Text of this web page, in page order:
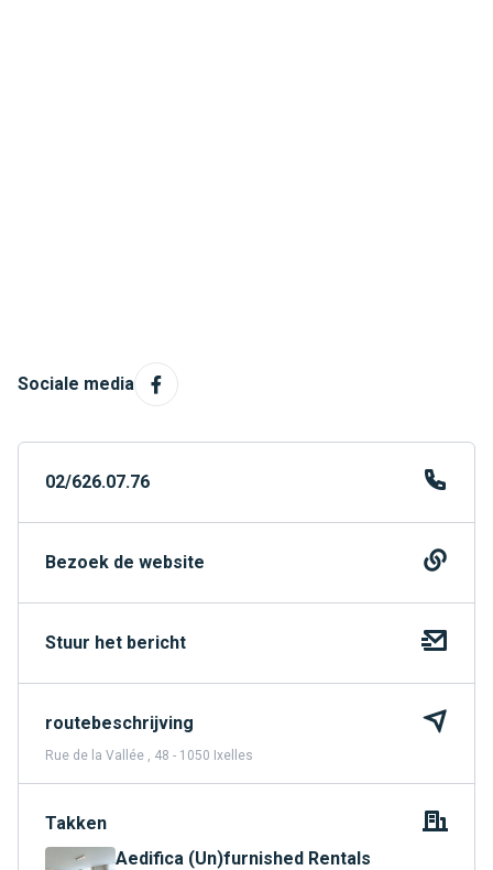
Sociale media
02/626.07.76
Bezoek de website
Stuur het bericht
routebeschrijving
Rue de la Vallée , 48 - 1050 Ixelles
Takken
Aedifica (Un)furnished Rentals